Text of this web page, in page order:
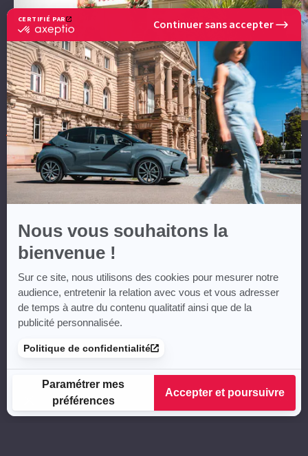
CERTIFIÉ PAR
certifié
Axeptio
-
En
savoir
plus
sur
Axeptio
Continuer sans accepter
Nous vous souhaitons la
bienvenue !
Sur ce site, nous utilisons des cookies pour mesurer notre
audience, entretenir la relation avec vous et vous adresser
de temps à autre du contenu qualitatif ainsi que de la
publicité personnalisée.
Politique de confidentialité
Paramétrer mes
préférences
Accepter et poursuivre